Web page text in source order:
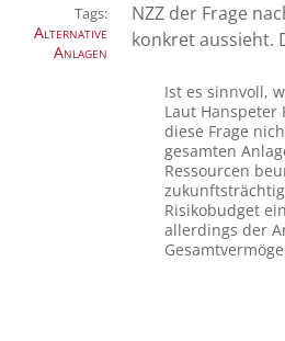
Tags:
Alternative
Anlagen
NZZ der Frage
konkret aussieht.
Ist es sinnvoll,
Laut Hanspeter
diese Frage
gesamten
Ressourcen
Risikobudget
allerdings der